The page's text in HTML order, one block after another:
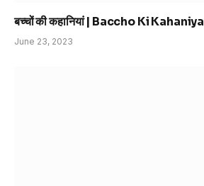
बच्चों की कहानियां | Baccho Ki Kahaniya
June 23, 2023